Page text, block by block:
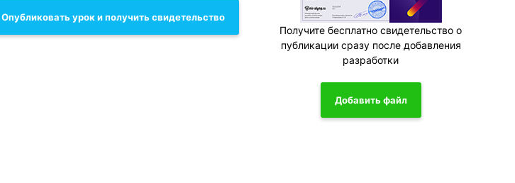
Опубликовать урок и получить свидетельство
Получите бесплатно свидетельство о
публикации сразу после добавления
разработки
Добавить файл